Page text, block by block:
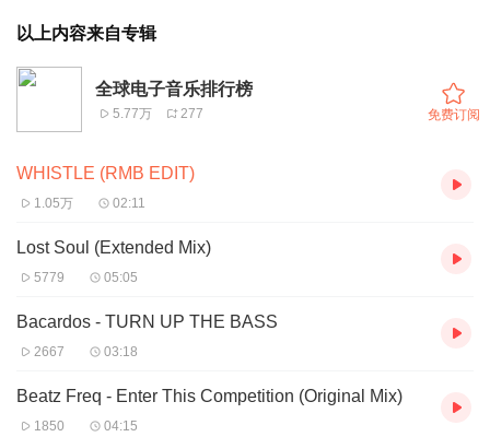
以上内容来自专辑
全球电子音乐排行榜
5.77万 277 免费订阅
WHISTLE (RMB EDIT)
1.05万 02:11
Lost Soul (Extended Mix)
5779 05:05
Bacardos - TURN UP THE BASS
2667 03:18
Beatz Freq - Enter This Competition (Original Mix)
1850 04:15